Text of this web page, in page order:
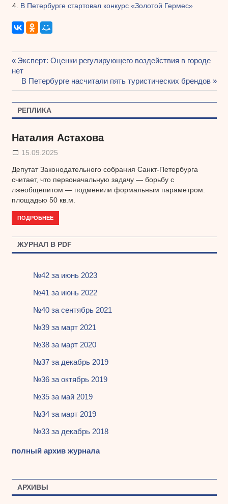
В Петербурге стартовал конкурс «Золотой Гермес»
Навигация
по
записям
Предыдущая
запись:
Эксперт: Оценки регулирующего воздействия в городе
нет
Следующая
запись:
В Петербурге насчитали пять туристических брендов
РЕПЛИКА
Наталия Астахова
15.09.2025
Депутат Законодательного собрания Санкт-Петербурга
считает, что первоначальную задачу — борьбу с
лжеобщепитом — подменили формальным параметром:
площадью 50 кв.м.
ПОДРОБНЕЕ
ЖУРНАЛ В PDF
№42 за июнь 2023
№41 за июнь 2022
№40 за сентябрь 2021
№39 за март 2021
№38 за март 2020
№37 за декабрь 2019
№36 за октябрь 2019
№35 за май 2019
№34 за март 2019
№33 за декабрь 2018
полный архив журнала
АРХИВЫ